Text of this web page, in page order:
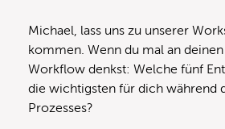
Michael, lass uns zu unserer
kommen. Wenn du mal an
Workflow denkst: Welche fünf
die wichtigsten für dich während
Prozesses?